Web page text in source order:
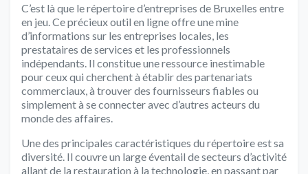
C’est là que le répertoire d’entreprises de Bruxelles entre
en jeu. Ce précieux outil en ligne offre une mine
d’informations sur les entreprises locales, les
prestataires de services et les professionnels
indépendants. Il constitue une ressource inestimable
pour ceux qui cherchent à établir des partenariats
commerciaux, à trouver des fournisseurs fiables ou
simplement à se connecter avec d’autres acteurs du
monde des affaires.
Une des principales caractéristiques du répertoire est sa
diversité. Il couvre un large éventail de secteurs d’activité
allant de la restauration à la technologie, en passant par